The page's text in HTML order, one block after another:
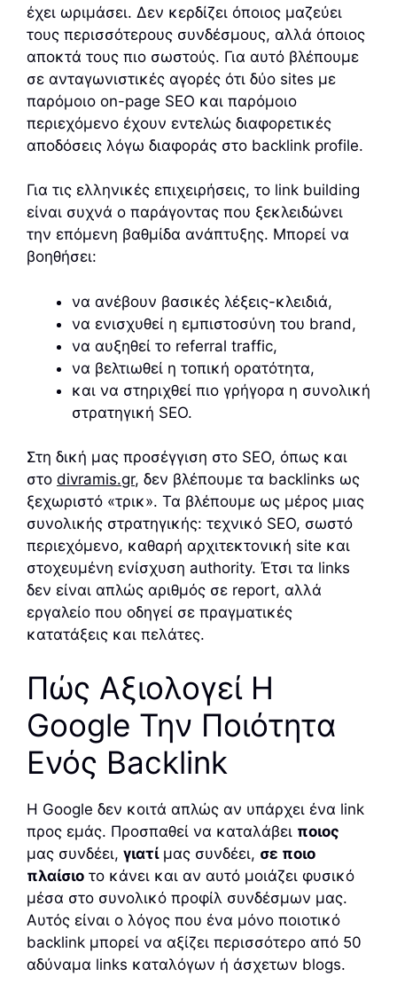
έχει ωριμάσει. Δεν κερδίζει όποιος μαζεύει
τους περισσότερους συνδέσμους, αλλά όποιος
αποκτά τους πιο σωστούς. Για αυτό βλέπουμε
σε ανταγωνιστικές αγορές ότι δύο sites με
παρόμοιο on-page SEO και παρόμοιο
περιεχόμενο έχουν εντελώς διαφορετικές
αποδόσεις λόγω διαφοράς στο backlink profile.
Για τις ελληνικές επιχειρήσεις, το link building
είναι συχνά ο παράγοντας που ξεκλειδώνει
την επόμενη βαθμίδα ανάπτυξης. Μπορεί να
βοηθήσει:
να ανέβουν βασικές λέξεις-κλειδιά,
να ενισχυθεί η εμπιστοσύνη του brand,
να αυξηθεί το referral traffic,
να βελτιωθεί η τοπική ορατότητα,
και να στηριχθεί πιο γρήγορα η συνολική
στρατηγική SEO.
Στη δική μας προσέγγιση στο SEO, όπως και
στο divramis.gr, δεν βλέπουμε τα backlinks ως
ξεχωριστό «τρικ». Τα βλέπουμε ως μέρος μιας
συνολικής στρατηγικής: τεχνικό SEO, σωστό
περιεχόμενο, καθαρή αρχιτεκτονική site και
στοχευμένη ενίσχυση authority. Έτσι τα links
δεν είναι απλώς αριθμός σε report, αλλά
εργαλείο που οδηγεί σε πραγματικές
κατατάξεις και πελάτες.
Πώς Αξιολογεί Η
Google Την Ποιότητα
Ενός Backlink
Η Google δεν κοιτά απλώς αν υπάρχει ένα link
προς εμάς. Προσπαθεί να καταλάβει ποιος
μας συνδέει, γιατίμας συνδέει, σε ποιο
πλαίσιο το κάνει και αν αυτό μοιάζει φυσικό
μέσα στο συνολικό προφίλ συνδέσμων μας.
Αυτός είναι ο λόγος που ένα μόνο ποιοτικό
backlink μπορεί να αξίζει περισσότερο από 50
αδύναμα links καταλόγων ή άσχετων blogs.